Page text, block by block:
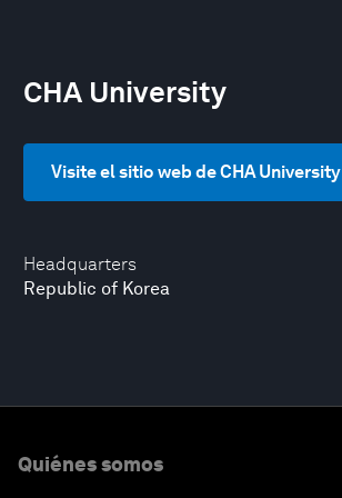
Headquarters
Republic of Korea
CHA University
Visite el sitio web de CHA University
Quiénes somos